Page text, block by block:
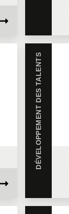
DÉVELOPPEMENT DES TALENTS